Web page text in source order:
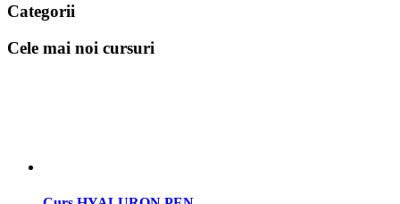
Categorii
Cele mai noi cursuri